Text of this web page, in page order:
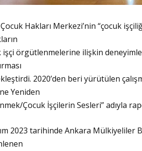
Hakları Merkezi’nin “çocuk
işçi örgütlenmelerine ilişkin
2020’den beri yürütülen
Yeniden
Çocuk İşçilerin Sesleri” adıyla
2023 tarihinde Ankara Mülkiyeliler